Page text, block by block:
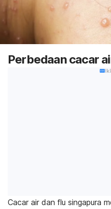
Perbedaan cacar
Cacar air dan flu singapura